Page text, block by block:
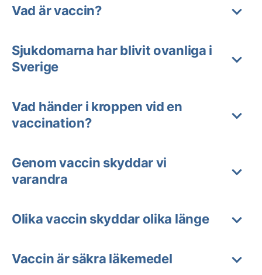
Vad är vaccin?
Sjukdomarna har blivit ovanliga i
Sverige
Vad händer i kroppen vid en
vaccination?
Genom vaccin skyddar vi
varandra
Olika vaccin skyddar olika länge
Vaccin är säkra läkemedel